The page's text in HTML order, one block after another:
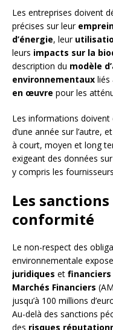
Les entreprises doivent
précises sur leur
d’énergie, leur
leurs impacts sur la
description du modèle
environnementaux liés
en œuvre pour les
Les informations doivent
d’une année sur l’autre,
à court, moyen et long
exigeant des données
y compris les
Les
conformité
Le non-respect des
environnementale
juridiques et financiers
Marchés Financiers
jusqu’à 100 millions
Au-delà des sanctions
des risques